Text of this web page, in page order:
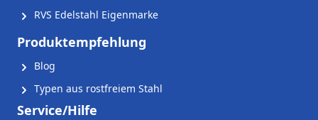
RVS Edelstahl Eigenmarke
Produktempfehlung
Blog
Typen aus rostfreiem Stahl
Service/Hilfe